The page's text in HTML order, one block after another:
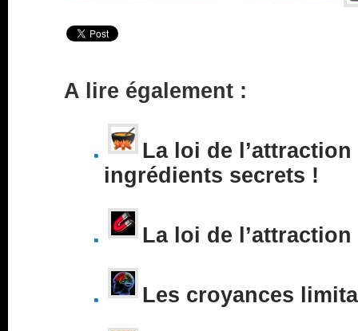
A lire également :
La loi de l’attraction
ingrédients secrets !
La loi de l’attraction
Les croyances